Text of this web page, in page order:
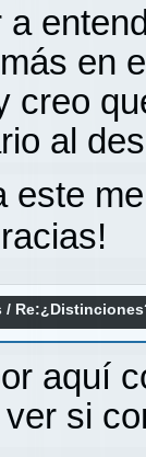
a
en
creo
al
este
/
aquí
si